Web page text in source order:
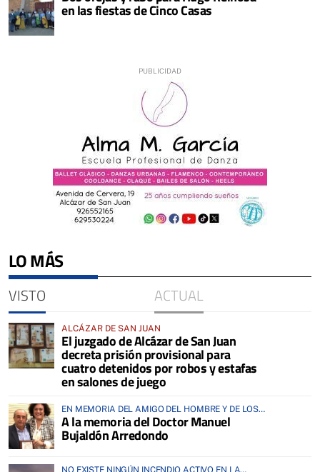
en las fiestas de Cinco Casas
LO MÁS
VISTO ACTUAL
ALCÁZAR DE SAN JUAN
El juzgado de Alcázar de San Juan
decreta prisión provisional para
cuatro detenidos por robos y estafas
en salones de juego
EN MEMORIA DEL AMIGO DEL HOMBRE Y DE LOS
ANIMALES
A la memoria del Doctor Manuel
Bujaldón Arredondo